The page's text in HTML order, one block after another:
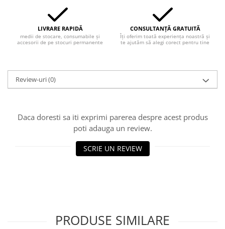
LIVRARE RAPIDĂ
medii de stocare, consumabile și
accesorii de pe stocuri permanente
CONSULTANȚĂ GRATUITĂ
Îți oferim toată experiența noastră și
te ajutăm să alegi corect pentru tine
Review-uri(0)
Daca doresti sa iti exprimi parerea despre acest produs
poti adauga un review.
SCRIE UN REVIEW
PRODUSE SIMILARE